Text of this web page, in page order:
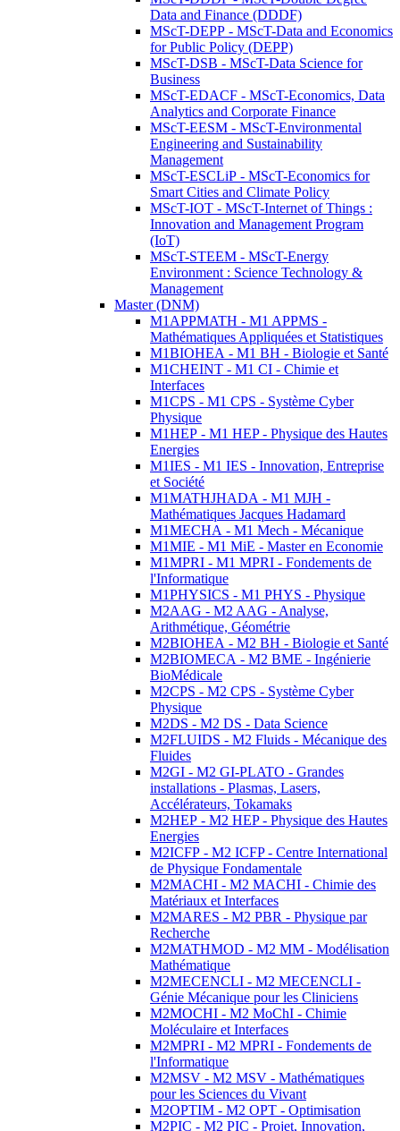
Data and Finance (DDDF)
MScT-DEPP - MScT-Data and Economics
for Public Policy (DEPP)
MScT-DSB - MScT-Data Science for
Business
MScT-EDACF - MScT-Economics, Data
Analytics and Corporate Finance
MScT-EESM - MScT-Environmental
Engineering and Sustainability
Management
MScT-ESCLiP - MScT-Economics for
Smart Cities and Climate Policy
MScT-IOT - MScT-Internet of Things :
Innovation and Management Program
(IoT)
MScT-STEEM - MScT-Energy
Environment : Science Technology &
Management
Master (DNM)
M1APPMATH - M1 APPMS -
Mathématiques Appliquées et Statistiques
M1BIOHEA - M1 BH - Biologie et Santé
M1CHEINT - M1 CI - Chimie et
Interfaces
M1CPS - M1 CPS - Système Cyber
Physique
M1HEP - M1 HEP - Physique des Hautes
Energies
M1IES - M1 IES - Innovation, Entreprise
et Société
M1MATHJHADA - M1 MJH -
Mathématiques Jacques Hadamard
M1MECHA - M1 Mech - Mécanique
M1MIE - M1 MiE - Master en Economie
M1MPRI - M1 MPRI - Fondements de
l'Informatique
M1PHYSICS - M1 PHYS - Physique
M2AAG - M2 AAG - Analyse,
Arithmétique, Géométrie
M2BIOHEA - M2 BH - Biologie et Santé
M2BIOMECA - M2 BME - Ingénierie
BioMédicale
M2CPS - M2 CPS - Système Cyber
Physique
M2DS - M2 DS - Data Science
M2FLUIDS - M2 Fluids - Mécanique des
Fluides
M2GI - M2 GI-PLATO - Grandes
installations - Plasmas, Lasers,
Accélérateurs, Tokamaks
M2HEP - M2 HEP - Physique des Hautes
Energies
M2ICFP - M2 ICFP - Centre International
de Physique Fondamentale
M2MACHI - M2 MACHI - Chimie des
Matériaux et Interfaces
M2MARES - M2 PBR - Physique par
Recherche
M2MATHMOD - M2 MM - Modélisation
Mathématique
M2MECENCLI - M2 MECENCLI -
Génie Mécanique pour les Cliniciens
M2MOCHI - M2 MoChI - Chimie
Moléculaire et Interfaces
M2MPRI - M2 MPRI - Fondements de
l'Informatique
M2MSV - M2 MSV - Mathématiques
pour les Sciences du Vivant
M2OPTIM - M2 OPT - Optimisation
M2PIC - M2 PIC - Projet, Innovation,